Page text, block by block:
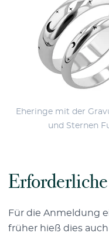
Eheringe mit der
und Sternen
Für die Anmeldung
früher hieß dies